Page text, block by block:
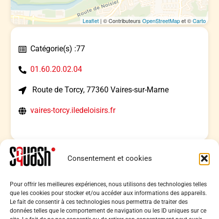
Consentement et cookies
Pour offrir les meilleures expériences, nous utilisons des technologies telles
que les cookies pour stocker et/ou accéder aux informations des appareils.
Le fait de consentir à ces technologies nous permettra de traiter des
données telles que le comportement de navigation ou les ID uniques sur ce
Leaflet| © Contributeurs OpenStreetMapet ©Carto
Catégorie(s) :77
01.60.20.02.04
Route de Torcy, 77360 Vaires-sur-Marne
vaires-torcy.iledeloisirs.fr
Back
To
Top
Ligue de Squash Île-de-France
9 place du Général Beuret, 75015 Paris